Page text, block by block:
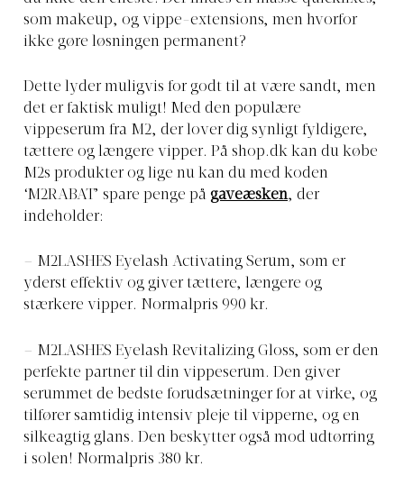
som makeup, og vippe-extensions, men hvorfor
ikke gøre løsningen permanent?
Dette lyder muligvis for godt til at være sandt, men
det er faktisk muligt! Med den populære
vippeserum fra M2, der lover dig synligt fyldigere,
tættere og længere vipper. På shop.dk kan du købe
M2s produkter og lige nu kan du med koden
‘M2RABAT’ spare penge på gaveæsken, der
indeholder:
– M2LASHES Eyelash Activating Serum, som er
yderst effektiv og giver tættere, længere og
stærkere vipper. Normalpris 990 kr.
– M2LASHES Eyelash Revitalizing Gloss, som er den
perfekte partner til din vippeserum. Den giver
serummet de bedste forudsætninger for at virke, og
tilfører samtidig intensiv pleje til vipperne, og en
silkeagtig glans. Den beskytter også mod udtørring
i solen! Normalpris 380 kr.